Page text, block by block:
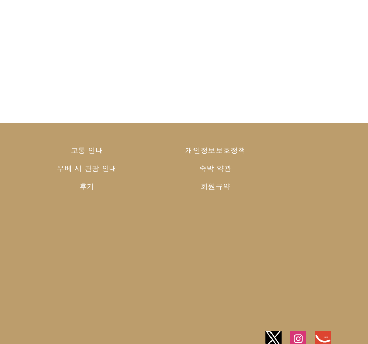
교통 안내
우베 시 관광 안내
후기
개인정보보호정책
숙박 약관
회원규약